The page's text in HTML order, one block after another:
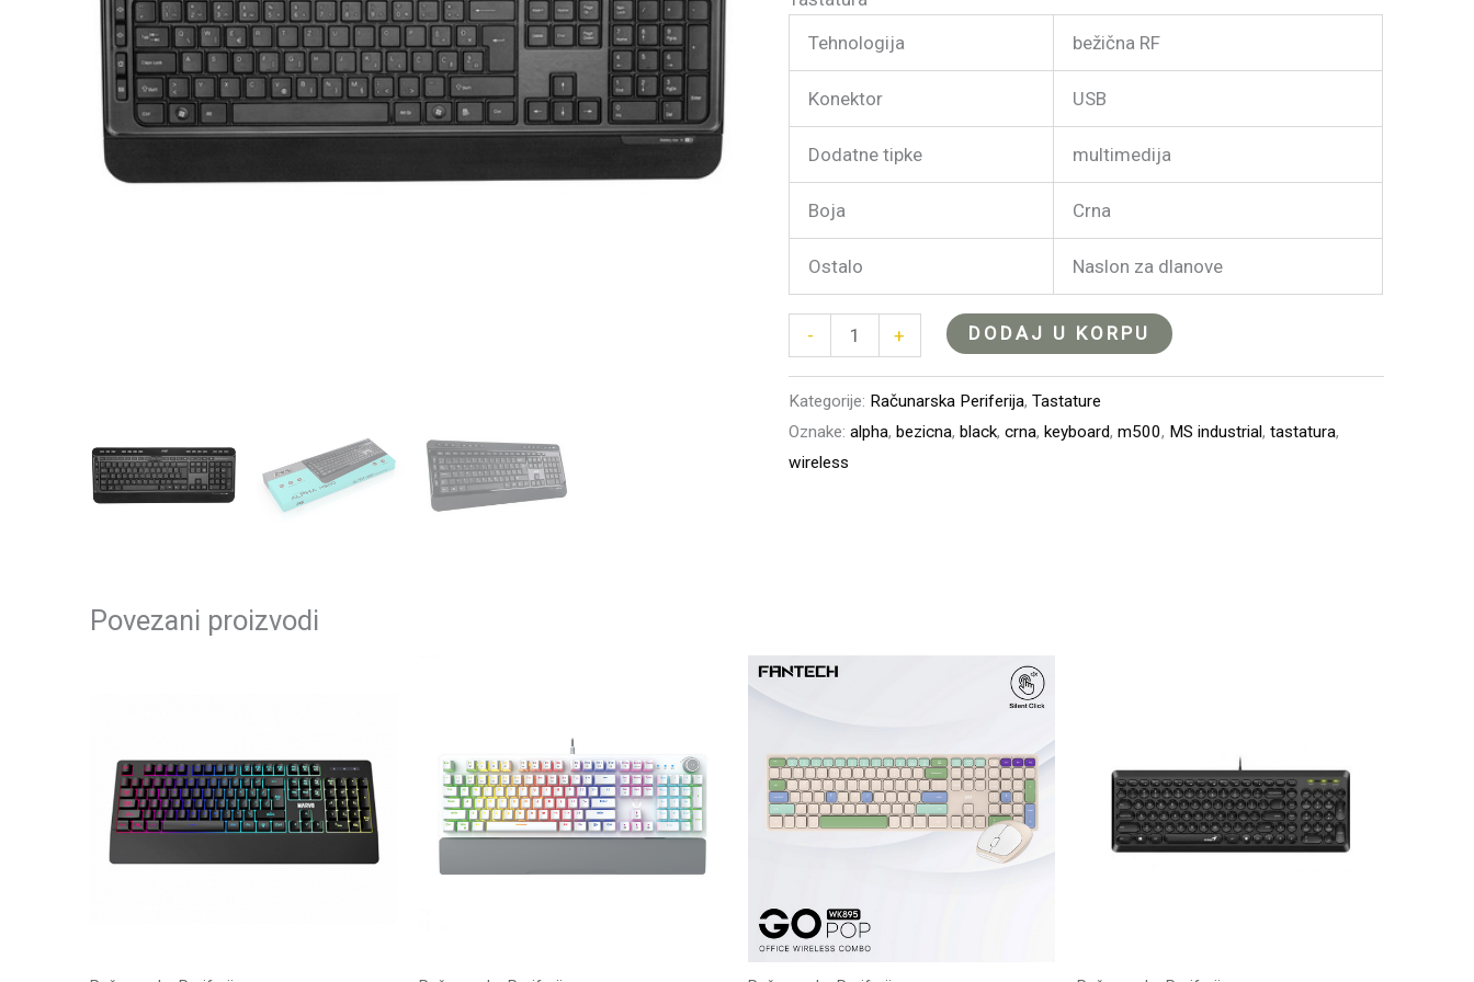
Tehnologija
bežična RF
Konektor USB
Dodatne tipke multimedija
Boja Crna
Ostalo Naslon za dlanove
- + DODAJ U KORPU
Kategorije: Računarska Periferija,Tastature
Oznake:alpha,bezicna,black,crna,keyboard,m500, MS industrial,tastatura,
wireless
Povezani proizvodi